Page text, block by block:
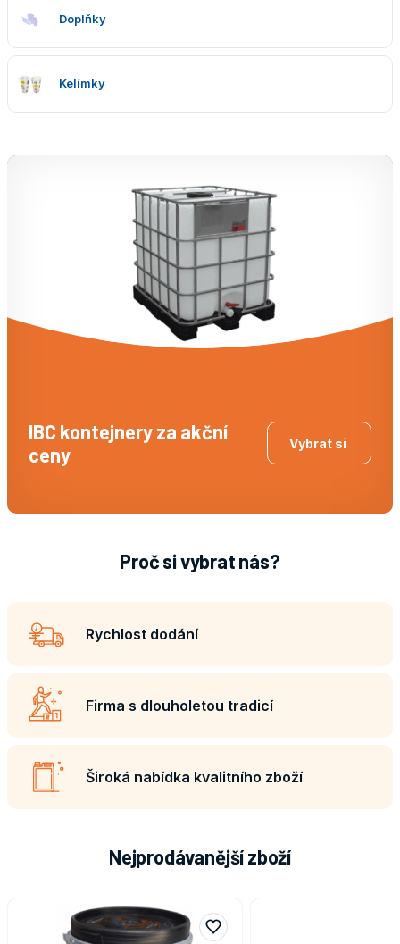
Doplňky
Kelímky
IBC kontejnery za akční
ceny
Vybrat si
Proč si vybrat nás?
Rychlost dodání
Firma s dlouholetou tradicí
Široká nabídka kvalitního zboží
Nejprodávanější zboží